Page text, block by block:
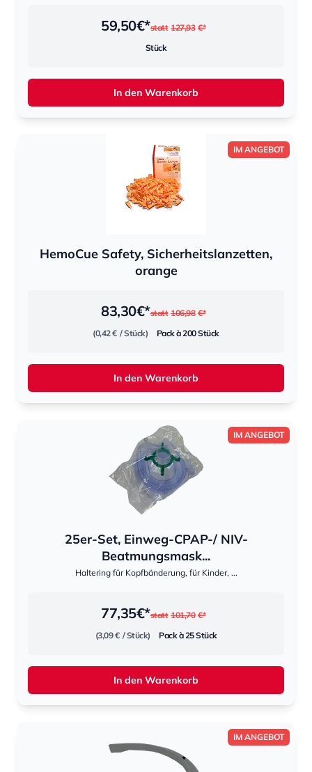
statt 127,93 €*
59,50€*
Stück
In den Warenkorb
IM ANGEBOT
HemoCue Safety, Sicherheitslanzetten,
orange
statt 106,98 €*
83,30€*
(0,42 € / Stück) Pack à 200 Stück
In den Warenkorb
IM ANGEBOT
25er-Set, Einweg-CPAP-/ NIV-
Beatmungsmask...
Haltering für Kopfbänderung, für Kinder, ...
statt 101,70 €*
77,35€*
(3,09 € / Stück) Pack à 25 Stück
In den Warenkorb
IM ANGEBOT